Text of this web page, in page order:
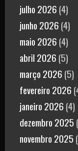
julho 2026 (4)
junho 2026 (4)
maio 2026 (4)
abril 2026 (5)
março 2026 (5)
fevereiro 2026
janeiro 2026 (4)
dezembro 2025
novembro 2025